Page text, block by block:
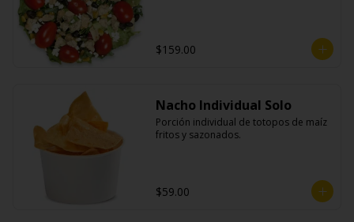
$159.00
Nacho Individual Solo
Porción individual de totopos de maíz
fritos y sazonados.
$59.00